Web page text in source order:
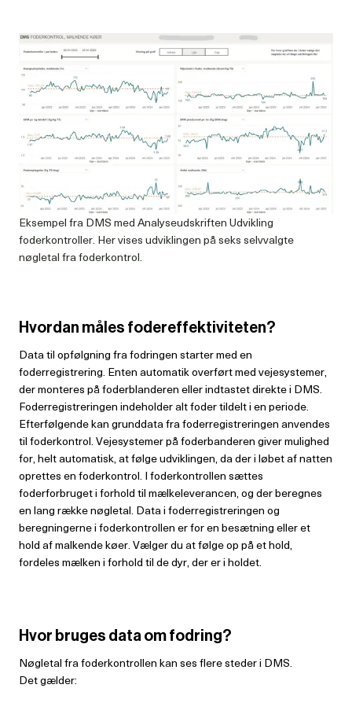
Eksempel fra DMS med Analyseudskriften Udvikling
foderkontroller. Her vises udviklingen på seks selvvalgte
nøgletal fra foderkontrol.
Hvordan måles fodereffektiviteten?
Data til opfølgning fra fodringen starter med en
foderregistrering. Enten automatik overført med vejesystemer,
der monteres på foderblanderen eller indtastet direkte i DMS.
Foderregistreringen indeholder alt foder tildelt i en periode.
Efterfølgende kan grunddata fra foderregistreringen anvendes
til foderkontrol. Vejesystemer på foderbanderen giver mulighed
for, helt automatisk, at følge udviklingen, da der i løbet af natten
oprettes en foderkontrol. I foderkontrollen sættes
foderforbruget i forhold til mælkeleverancen, og der beregnes
en lang række nøgletal. Data i foderregistreringen og
beregningerne i foderkontrollen er for en besætning eller et
hold af malkende køer. Vælger du at følge op på et hold,
fordeles mælken i forhold til de dyr, der er i holdet.
Hvor bruges data om fodring?
Nøgletal fra foderkontrollen kan ses flere steder i DMS.
Det gælder: